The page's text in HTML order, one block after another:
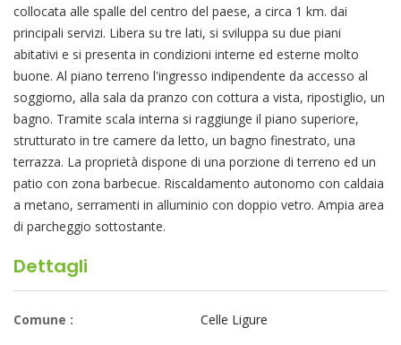
collocata alle spalle del centro del paese, a circa 1 km. dai
principali servizi. Libera su tre lati, si sviluppa su due piani
abitativi e si presenta in condizioni interne ed esterne molto
buone. Al piano terreno l'ingresso indipendente da accesso al
soggiorno, alla sala da pranzo con cottura a vista, ripostiglio, un
bagno. Tramite scala interna si raggiunge il piano superiore,
strutturato in tre camere da letto, un bagno finestrato, una
terrazza. La proprietà dispone di una porzione di terreno ed un
patio con zona barbecue. Riscaldamento autonomo con caldaia
a metano, serramenti in alluminio con doppio vetro. Ampia area
di parcheggio sottostante.
Dettagli
Comune : Celle Ligure